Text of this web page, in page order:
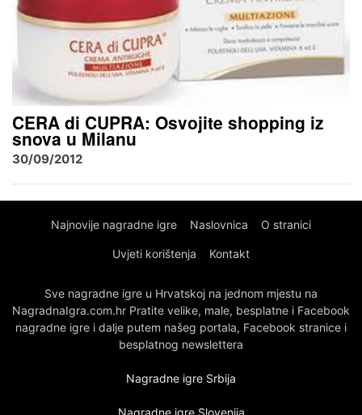
CERA di CUPRA: Osvojite shopping iz
snova u Milanu
30/09/2012
Najnovije nagradne igre Naslovnica O stranici
Uvjeti korištenja Kontakt
Sve nagradne igre u Hrvatskoj na jednom mjestu na
NagradnaIgra.com.hr Pratite velike, male, besplatne i Facebook
nagradne igre i dalje putem našeg portala, Facebook stranice i
besplatnog newslettera
Nagradne igre Srbija
Nagradne igre Slovenija